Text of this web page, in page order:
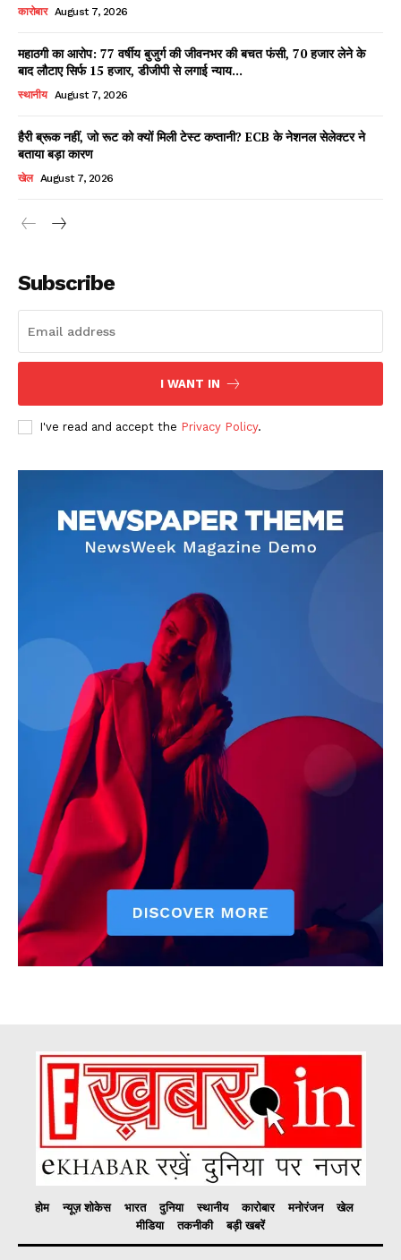
Contact us
Subscription Plans
My account
कारोबार August 7, 2026
महाठगी का आरोप: 77 वर्षीय बुजुर्ग की जीवनभर की बचत फंसी, 70 हजार लेने के
बाद लौटाए सिर्फ 15 हजार, डीजीपी से लगाई न्याय...
स्थानीय August 7, 2026
हैरी ब्रूक नहीं, जो रूट को क्यों मिली टेस्ट कप्तानी? ECB के नेशनल सेलेक्टर ने
बताया बड़ा कारण
खेल August 7, 2026
Subscribe
I WANT IN
I've read and accept the Privacy Policy.
होम न्यूज़ शोकेस भारत दुनिया स्थानीय कारोबार मनोरंजन
खेल
मीडिया
तकनीकी बड़ी खबरें